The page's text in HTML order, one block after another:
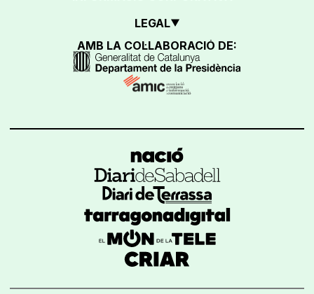
LEGAL
AMB LA COL·LABORACIÓ DE: